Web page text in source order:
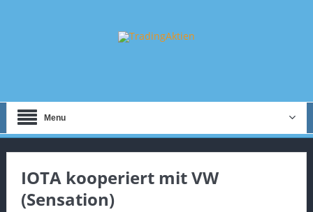
Menu
IOTA kooperiert mit VW
(Sensation)